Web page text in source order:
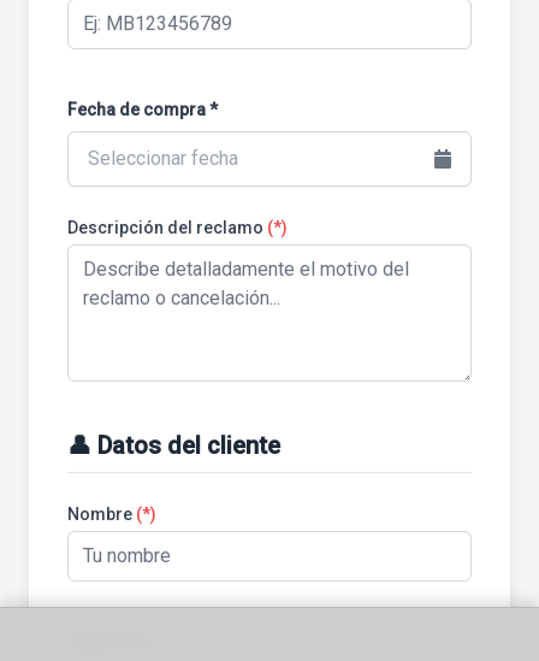
Fecha de compra *
Seleccionar fecha
Descripción del reclamo (*)
👤 Datos del cliente
Nombre (*)